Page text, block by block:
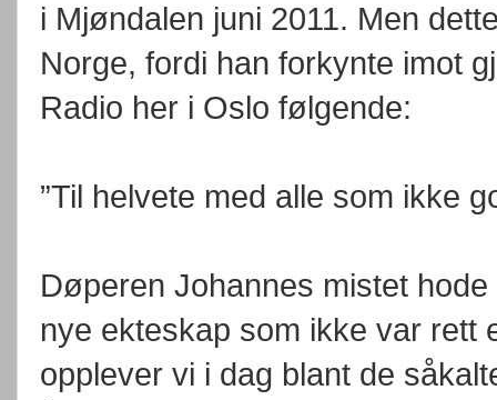
i Mjøndalen juni 2011. Men
Norge, fordi han forkynte imot
Radio her i Oslo følgende:
”Til helvete med alle som ikke
Døperen Johannes mistet
nye ekteskap som ikke var rett
opplever vi i dag blant de